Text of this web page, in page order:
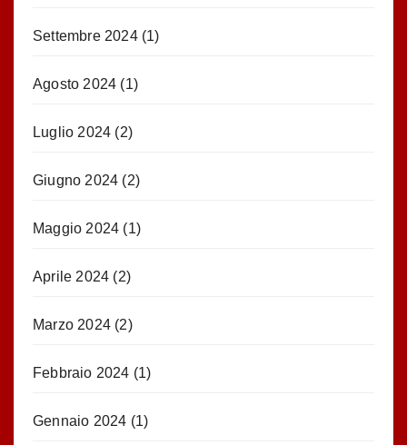
Settembre 2024(1)
Agosto 2024 (1)
Luglio 2024 (2)
Giugno 2024 (2)
Maggio 2024 (1)
Aprile 2024 (2)
Marzo 2024 (2)
Febbraio 2024 (1)
Gennaio 2024 (1)